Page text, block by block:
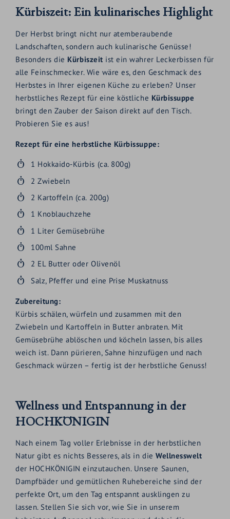
Kürbiszeit: Ein kulinarisches Highlight
Der Herbst bringt nicht nur atemberaubende
Landschaften, sondern auch kulinarische Genüsse!
Besonders die Kürbiszeit ist ein wahrer Leckerbissen für
alle Feinschmecker. Wie wäre es, den Geschmack des
Herbstes in Ihrer eigenen Küche zu erleben? Unser
herbstliches Rezept für eine köstliche Kürbissuppe
bringt den Zauber der Saison direkt auf den Tisch.
Probieren Sie es aus!
Rezept für eine herbstliche Kürbissuppe:
1 Hokkaido-Kürbis (ca. 800g)
2 Zwiebeln
2 Kartoffeln (ca. 200g)
1 Knoblauchzehe
1 Liter Gemüsebrühe
100ml Sahne
2 EL Butter oder Olivenöl
Salz, Pfeffer und eine Prise Muskatnuss
Zubereitung:
Kürbis schälen, würfeln und zusammen mit den
Zwiebeln und Kartoffeln in Butter anbraten. Mit
Gemüsebrühe ablöschen und köcheln lassen, bis alles
weich ist. Dann pürieren, Sahne hinzufügen und nach
Geschmack würzen – fertig ist der herbstliche Genuss!
Wellness und Entspannung in der
HOCHKÖNIGIN
Nach einem Tag voller Erlebnisse in der herbstlichen
Natur gibt es nichts Besseres, als in dieWellnesswelt
der HOCHKÖNIGIN einzutauchen. Unsere Saunen,
Dampfbäder und gemütlichen Ruhebereiche sind der
perfekte Ort, um den Tag entspannt ausklingen zu
lassen. Stellen Sie sich vor, wie Sie in unserem